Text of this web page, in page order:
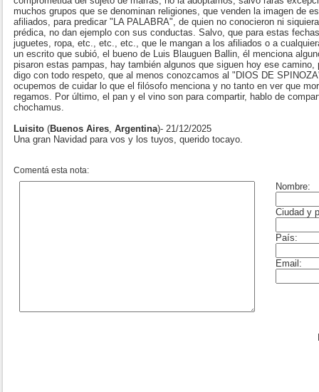
muchos grupos que se denominan religiones, que venden la imagen de
afiliados, para predicar "LA PALABRA", de quien no conocieron ni
prédica, no dan ejemplo con sus conductas. Salvo, que para estas
juguetes, ropa, etc., etc., etc., que le mangan a los afiliados o a
un escrito que subió, el bueno de Luis Blauguen Ballin, él menciona
pisaron estas pampas, hay también algunos que siguen hoy ese
digo con todo respeto, que al menos conozcamos al "DIOS DE
ocupemos de cuidar lo que el filósofo menciona y no tanto en ver que
regamos. Por último, el pan y el vino son para compartir, hablo de
chochamus.
Luisito (Buenos Aires, Argentina)- 21/12/2025
Una gran Navidad para vos y los tuyos, querido tocayo.
Comentá esta nota: